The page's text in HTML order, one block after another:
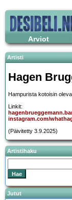
Arviot
Artisti
Hagen
Hampurista kotoisin
Linkit:
instagram.com/
(Päivitetty 3.9.2025)
Artistihaku
Jutut